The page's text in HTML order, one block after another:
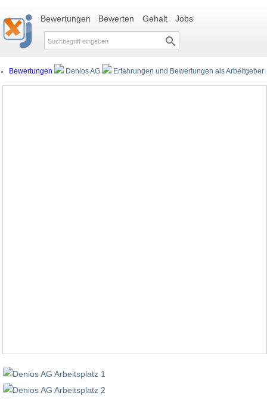
Bewertungen Bewerten Gehalt Jobs
Bewertungen Denios AG Erfahrungen und Bewertungen als Arbeitgeber